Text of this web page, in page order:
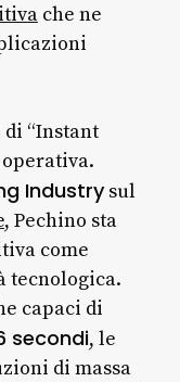
che ne
“Instant
Industrysul
, Pechino sta
come
tecnologica.
capaci di
secondi, le
di massa